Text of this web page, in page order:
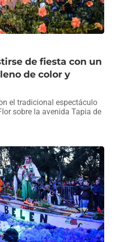
de fiesta con un
de color y
el tradicional espectáculo
sobre la avenida Tapia de